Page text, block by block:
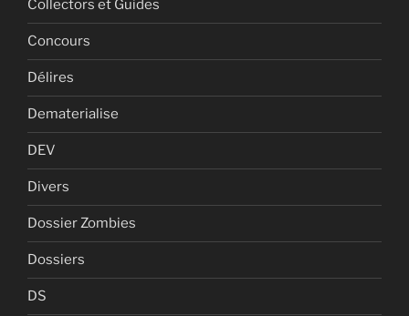
Collectors et Guides
Concours
Délires
Dematerialise
DEV
Divers
Dossier Zombies
Dossiers
DS